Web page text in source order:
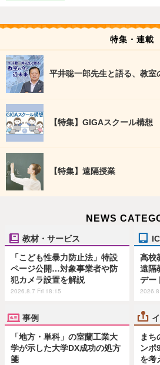
特集・連載
平井聡一郎先生と語る、教室
【特集】GIGAスクール構想
【特集】遠隔授業
NEWS
教材・サービス
「こども性暴力防止法」特設
ページ公開…対象事業者や防
犯カメラ設置を解説
2026.8.7 Fri 18:15
高校
遠隔
デー
事例
「地方・単科」の室蘭工業大
学が示した大学DX成功の処方
箋
まち
ンポ
を考